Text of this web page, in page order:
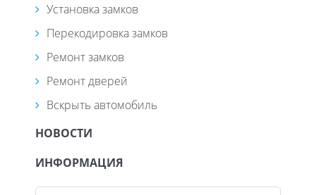
Установка замков
Перекодировка замков
Ремонт замков
Ремонт дверей
Вскрыть автомобиль
НОВОСТИ
ИНФОРМАЦИЯ